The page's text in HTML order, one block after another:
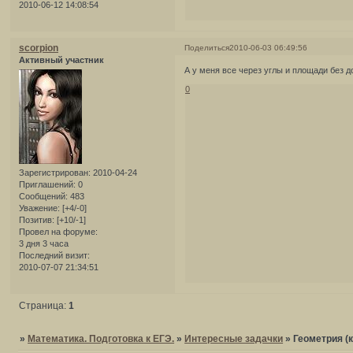
2010-06-12 14:08:54
Поделиться2010-06-03 06:49:56
scorpion
Активный участник
Зарегистрирован: 2010-04-24
Приглашений: 0
Сообщений: 483
Уважение: [+4/-0]
Позитив: [+10/-1]
Провел на форуме:
3 дня 3 часа
Последний визит:
2010-07-07 21:34:51
А у меня все через углы и площади без
0
Страница:1
»Математика. Подготовка к ЕГЭ. »Интересные задачки »Геометрия